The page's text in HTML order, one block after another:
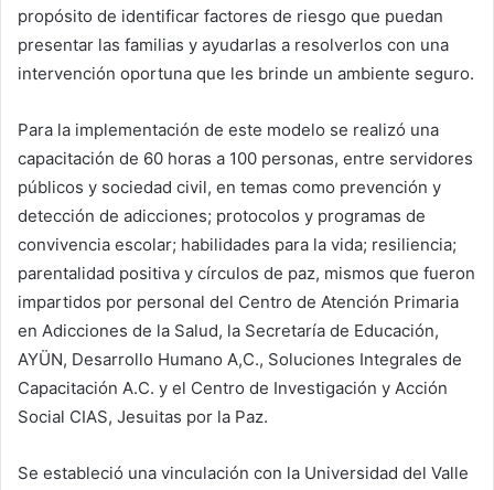
propósito de identificar factores de riesgo que puedan
presentar las familias y ayudarlas a resolverlos con una
intervención oportuna que les brinde un ambiente seguro.
Para la implementación de este modelo se realizó una
capacitación de 60 horas a 100 personas, entre servidores
públicos y sociedad civil, en temas como prevención y
detección de adicciones; protocolos y programas de
convivencia escolar; habilidades para la vida; resiliencia;
parentalidad positiva y círculos de paz, mismos que fueron
impartidos por personal del Centro de Atención Primaria
en Adicciones de la Salud, la Secretaría de Educación,
AYÜN, Desarrollo Humano A,C., Soluciones Integrales de
Capacitación A.C. y el Centro de Investigación y Acción
Social CIAS, Jesuitas por la Paz.
Se estableció una vinculación con la Universidad del Valle